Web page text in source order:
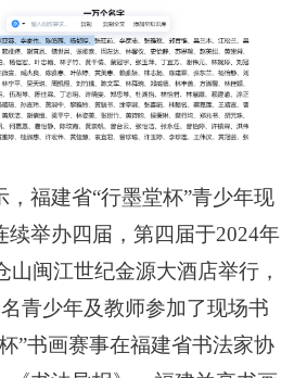
福建省“行墨堂杯”青少年现
续举办四届，第四届于2024年
山闽江世纪金源大酒店举行，
青少年及教师参加了现场书
”书画赛事在福建省书法家协